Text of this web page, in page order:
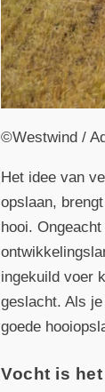
©Westwind /
Het idee van
opslaan,
hooi.
ingekuild voer
geslacht. Als
goede
Vocht is